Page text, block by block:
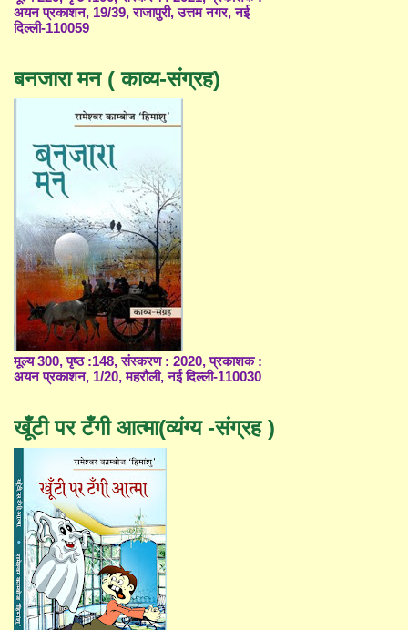
अयन प्रकाशन, 19/39, राजापुरी, उत्तम नगर, नई
दिल्ली-110059
बनजारा मन ( काव्य-संग्रह)
मूल्य 300, पृष्ठ :148, संस्करण : 2020, प्रकाशक :
अयन प्रकाशन, 1/20, महरौली, नई दिल्ली-110030
खूँटी पर टँगी आत्मा(व्यंग्य -संग्रह )